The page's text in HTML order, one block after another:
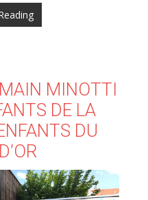
MINOTTI
DE LA
DU